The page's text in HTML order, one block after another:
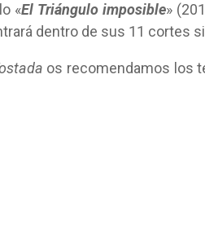
«El Triángulo imposible»
dentro de sus 11 cortes
os recomendamos los